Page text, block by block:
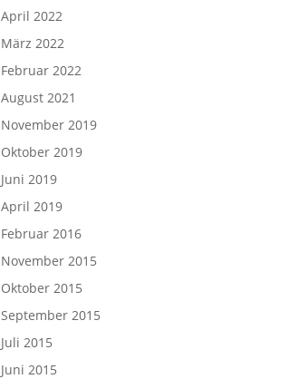
April 2022
März 2022
Februar 2022
August 2021
November 2019
Oktober 2019
Juni 2019
April 2019
Februar 2016
November 2015
Oktober 2015
September 2015
Juli 2015
Juni 2015